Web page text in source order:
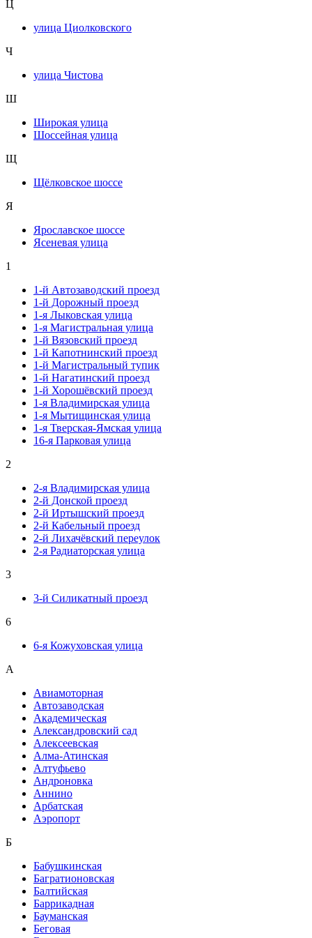
Ц
улица Циолковского
Ч
улица Чистова
Ш
Широкая улица
Шоссейная улица
Щ
Щёлковское шоссе
Я
Ярославское шоссе
Ясеневая улица
1
1-й Автозаводский проезд
1-й Дорожный проезд
1-я Лыковская улица
1-я Магистральная улица
1-й Вязовский проезд
1-й Капотнинский проезд
1-й Магистральный тупик
1-й Нагатинский проезд
1-й Хорошёвский проезд
1-я Владимирская улица
1-я Мытищинская улица
1-я Тверская-Ямская улица
16-я Парковая улица
2
2-я Владимирская улица
2-й Донской проезд
2-й Иртышский проезд
2-й Кабельный проезд
2-й Лихачёвский переулок
2-я Радиаторская улица
3
3-й Силикатный проезд
6
6-я Кожуховская улица
А
Авиамоторная
Автозаводская
Академическая
Александровский сад
Алексеевская
Алма-Атинская
Алтуфьево
Андроновка
Аннино
Арбатская
Аэропорт
Б
Бабушкинская
Багратионовская
Балтийская
Баррикадная
Бауманская
Беговая